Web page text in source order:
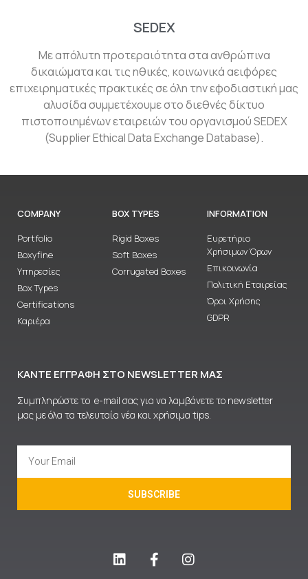
SEDEX
Με απόλυτη προτεραιότητα στα ανθρώπινα
δικαιώματα και τις ηθικές, κοινωνικά αειφόρες
επιχειρηματικές πρακτικές σε όλη την εφοδιαστική μας
αλυσίδα συμμετέχουμε στο διεθνές δίκτυο
πιστοποιημένων εταιρειών του οργανισμού SEDEX
(Supplier Ethical Data Exchange Database).
COMPANY
Portfolio
Boxyfine
Υπηρεσίες
Box Types
Certifications
Καριέρα
BOX TYPES
Rigid Boxes
Soft Boxes
Corrugated Boxes
INFORMATION
Ευρετήριο
Χρήσιμων Όρων
Επικοινωνία
Πολιτική Εταιρείας
Όροι Χρήσης
GDPR
ΚΆΝΤΕ ΕΓΓΡΑΦΉ ΣΤΟ NEWSLETTER ΜΑΣ
Συμπληρώστε το e-mail σας για να λαμβάνετε το newsletter
μας με όλα τα τελευταία νέα και χρήσιμα tips.
SUBSCRIBE